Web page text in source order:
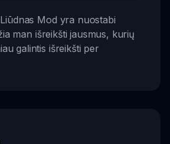
Mod yra nuostabi
man išreikšti jausmus, kurių
galintis išreikšti per